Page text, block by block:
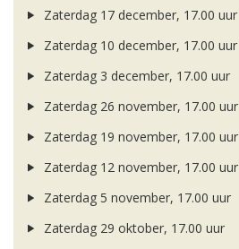
Zaterdag 17 december, 17.00 uur
Zaterdag 10 december, 17.00 uur
Zaterdag 3 december, 17.00 uur
Zaterdag 26 november, 17.00 uur
Zaterdag 19 november, 17.00 uur
Zaterdag 12 november, 17.00 uur
Zaterdag 5 november, 17.00 uur
Zaterdag 29 oktober, 17.00 uur